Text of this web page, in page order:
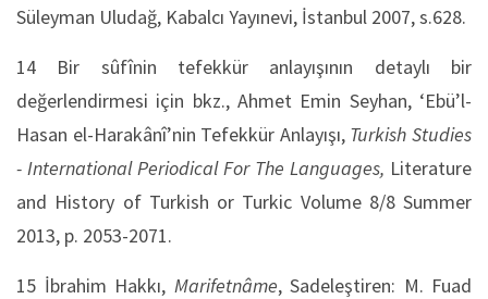
Süleyman Uludağ, Kabalcı Yayınevi, İstanbul 2007, s.628.
14 Bir sûfînin tefekkür anlayışının detaylı bir
değerlendirmesi için bkz., Ahmet Emin Seyhan, ‘Ebü’l-
Hasan el-Harakânî’nin Tefekkür Anlayışı, Turkish Studies
- International Periodical For The Languages, Literature
and History of Turkish or Turkic Volume 8/8 Summer
2013, p. 2053-2071.
15 İbrahim Hakkı, Marifetnâme, Sadeleştiren: M. Fuad